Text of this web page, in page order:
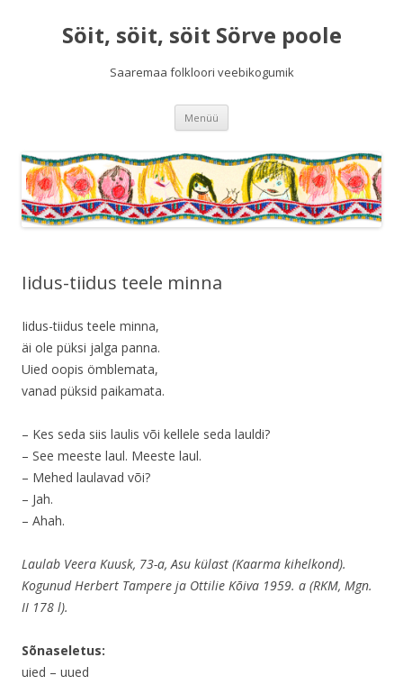
Söit, söit, söit Sörve poole
Saaremaa folkloori veebikogumik
Menüü
Iidus-tiidus teele minna
Iidus-tiidus teele minna,
äi ole püksi jalga panna.
Uied oopis ömblemata,
vanad püksid paikamata.
– Kes seda siis laulis või kellele seda lauldi?
– See meeste laul. Meeste laul.
– Mehed laulavad või?
– Jah.
– Ahah.
Laulab Veera Kuusk, 73-a, Asu külast (Kaarma kihelkond).
Kogunud Herbert Tampere ja Ottilie Kõiva 1959. a (RKM, Mgn.
II 178 l).
Sõnaseletus:
uied – uued